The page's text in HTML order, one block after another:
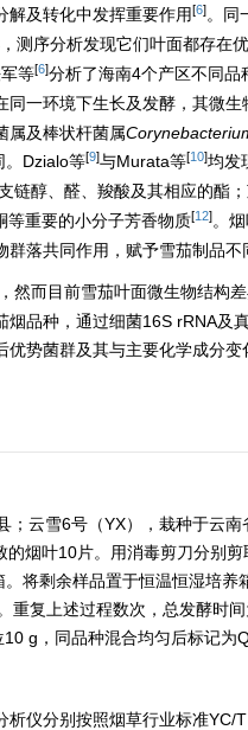
解及转化中发挥重要作用[6]。同
测序分析发现它们叶面都存在
等[6]分析了海南4个产区不同
一环境下生长及发酵，其微
属及棒状杆菌属
。Dzialo等[9]与Murata等[10]均发
链醇、醛、羧酸及其相应的酯
重要的小分子芳香物质[12]。
落共同作用，赋予雪茄制品不
，然而目前雪茄叶面微生物结构
品种，通过细菌16S rRNA及
势菌群及其与主要化学成分
云雪6号（YX），栽种于云
烟叶10片。用消毒剪刀分别
将剩余样品置于恒温恒湿培
复上述过程数次，总发酵时
g，同品种混合均匀后标记为
析仪分别按照烟草行业标准